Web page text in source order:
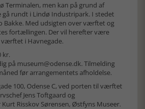
Terminalen, men kan på grund af
gå rundt i Lindø Industripark. I stedet
Bakke. Med udsigten over værftet og
fortællingen. Der vil herefter være
i Havnegade.
kr.
på museum@odense.dk. Tilmelding
før arrangementets afholdelse.
100, Odense C, ved porten til værftet
Jens Toftgaard og
Risskov Sørensen, Østfyns Museer.